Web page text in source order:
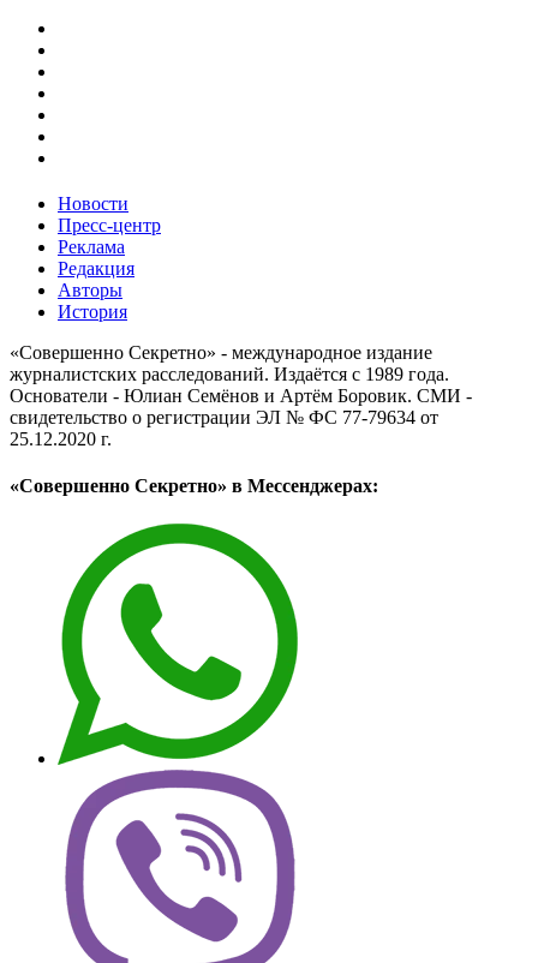
Новости
Пресс-центр
Реклама
Редакция
Авторы
История
«Совершенно Секретно» - международное издание
журналистских расследований. Издаётся с 1989 года.
Основатели - Юлиан Семёнов и Артём Боровик. CМИ -
свидетельство о регистрации ЭЛ № ФС 77-79634 от
25.12.2020 г.
«Совершенно Секретно» в Мессенджерах: